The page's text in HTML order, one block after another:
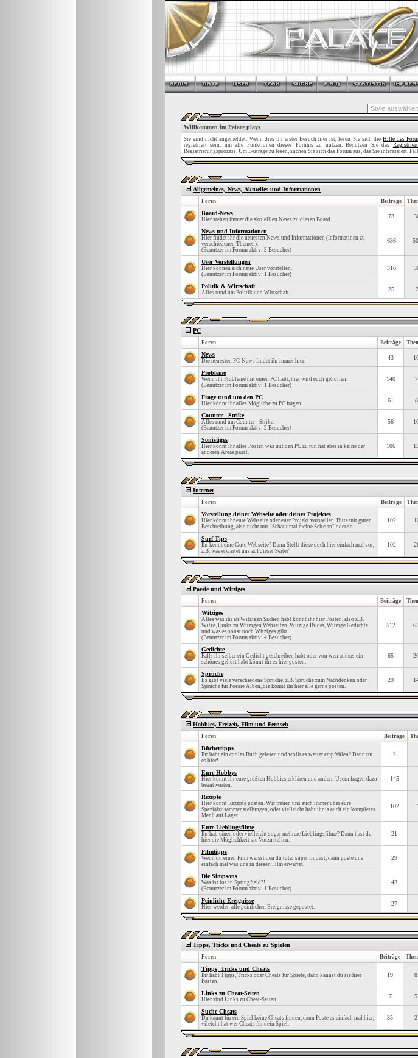
Willkommen im Palace plays
Sie sind nicht angemeldet. Wenn dies Ihr erster Besuch hier ist, lesen Sie sich die Hilfe des
registriert sein, um alle Funktionen dieses Forums zu nutzen. Benutzen Sie das
Registrierungsprozess. Um Beiträge zu lesen, suchen Sie sich das Forum aus, das Sie interessiert.
Allgemeines, News, Aktuelles und Informationen
Foren Beiträge
Board-News
Hier stehen immer die aktuelllen News zu diesen Board. 73
News und Informationen
Hier findet ihr die neuesten News und Informationen (Informatinen zu
verschiedenen Themen).
(Benutzer im Forum aktiv: 3 Besucher)
636
User Vorstellungen
Hier können sich neue User vorstellen.
(Benutzer im Forum aktiv: 1 Besucher)
316
Politik & Wirtschaft
Alles rund um Politik und Wirtschaft. 25 2
PC
Foren Beiträge
News
Die neuesten PC-News findet ihr immer hier. 43
Probleme
Wenn ihr Probleme mit einen PC habt, hier wird euch geholfen.
(Benutzer im Forum aktiv: 1 Besucher)
140 7
Frage rund um den PC
Hier könnt ihr alles Mögliche zu PC fragen. 61 8
Counter - Strike
Alles rund um Counter - Strike.
(Benutzer im Forum aktiv: 2 Besucher)
56
Sonistiges
Hier könnt ihr alles Posten was mit den PC zu tun hat aber in keine der
anderen Areas passt.
106
Internet
Foren Beiträge
Vorstellung deiner Webseite oder deines Projektes
Hier könnt ihr eure Webseite oder euer Projekt vorstellen. Bitte mit guter
Beschreibung, also nicht nur "Schaut mal meine Seite an" oder so.
102
Surf-Tips
Ihr kennt eine Gute Webseite? Dann Stellt diese doch hier einfach mal vor,
z.B. was erwartet uns auf dieser Seite?
102
Poesie und Witziges
Foren Beiträge
Witziges
Alles was ihr an Witzigen Sachen habt könnt ihr hier Posten, also z.B.
Witze, Links zu Witzigen Webseiten, Witzige Bilder, Witzige Gedichte
und was es sonst noch Witziges gibt.
(Benutzer im Forum aktiv: 4 Besucher)
512
Gedichte
Falls ihr selber ein Gedicht geschreiben habt oder von wen anders ein
schönes gehört habt könnt ihr es hier posten.
65
Sprüche
Es gibt viele verschiedene Sprüche, z.B. Sprüche zum Nachdenken oder
Sprüche für Poesie Alben, die könnt ihr hier alle gerne posten.
29
Hobbies, Freizeit, Film und Fernseh
Foren Beiträge
Büchertipps
Ihr habt ein cooles Buch gelesen und wollt es weiter empfehlen? Dann tut
es hier!
2
Eure Hobbys
Hier könnt ihr eure größten Hobbies erklären und andern Usern fragen dazu
beantworten.
145
Rezepte
Hier könnt Rezepte posten. Wir freuen uns auch immer über eure
Spezialzusammenstellungen, oder vielleicht habt ihr ja auch ein kompletes
Menü auf Lager.
102
Eure Lieblingsfilme
Ihr hab einen oder vielleicht sogar mehrere Lieblingsfilme? Dann hast du
hier die Möglichkeit sie Vorzustellen.
21
Filmtipps
Wenn du einen Film weisst den du total super findest, dann poste uns
einfach mal was uns in diesen Film erwartet.
29
Die Simpsons
Was ist los in Springfield?!
(Benutzer im Forum aktiv: 1 Besucher)
43
Peinliche Ereignisse
Hier werden alle peinlichen Ereignisse gepostet. 27
Tipps, Tricks und Cheats zu Spielen
Foren Beiträge
Tipps, Tricks und Cheats
Ihr habt Tipps, Tricks oder Cheats für Spiele, dann kannst du sie hier
Posten.
19 8
Links zu Cheat-Seiten
Hier sind Links zu Cheat-Seiten. 7 5
Suche Cheats
Du kannt für ein Spiel keine Cheats finden, dann Poste es einfach mal hier,
vileicht hat wer Cheats für dein Spiel.
35 2